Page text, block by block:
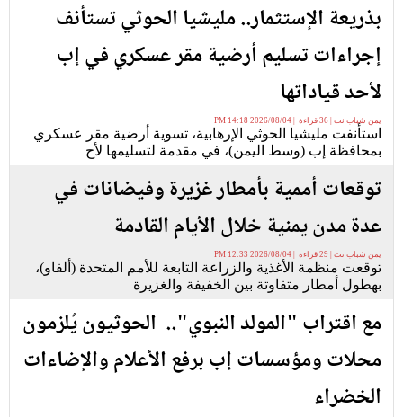
بذريعة الإستثمار.. مليشيا الحوثي تستأنف
إجراءات تسليم أرضية مقر عسكري في إب
لأحد قياداتها
يمن شباب نت | 36 قراءة | 2026/08/04 14:18 PM
استأنفت مليشيا الحوثي الإرهابية، تسوية أرضية مقر عسكري
بمحافظة إب (وسط اليمن)، في مقدمة لتسليمها لأح
توقعات أممية بأمطار غزيرة وفيضانات في
عدة مدن يمنية خلال الأيام القادمة
يمن شباب نت | 29 قراءة | 2026/08/04 12:33 PM
توقعت منظمة الأغذية والزراعة التابعة للأمم المتحدة (ألفاو)،
بهطول أمطار متفاوتة بين الخفيفة والغزيرة
مع اقتراب "المولد النبوي".. الحوثيون يُلزمون
محلات ومؤسسات إب برفع الأعلام والإضاءات
الخضراء